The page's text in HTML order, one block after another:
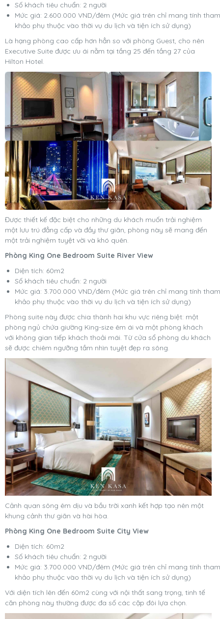
Số khách tiêu chuẩn: 2 người
Mức giá: 2.600.000 VND/đêm (Mức giá trên chỉ mang tính tham
khảo phụ thuộc vào thời vụ du lịch và tiện ích sử dụng)
Là hạng phòng cao cấp hơn hẳn so với phòng Guest, cho nên
Executive Suite được ưu ái nằm tại tầng 25 đến tầng 27 của
Hilton Hotel.
Được thiết kế đặc biệt cho những du khách muốn trải nghiệm
một lưu trú đẳng cấp và đầy thư giãn, phòng này sẽ mang đến
một trải nghiệm tuyệt vời và khó quên.
Phòng King One Bedroom Suite River View
Diện tích: 60m2
Số khách tiêu chuẩn: 2 người
Mức giá: 3.700.000 VND/đêm (Mức giá trên chỉ mang tính tham
khảo phụ thuộc vào thời vụ du lịch và tiện ích sử dụng)
Phòng suite này được chia thành hai khu vực riêng biệt: một
phòng ngủ chứa giường King-size êm ái và một phòng khách
với không gian tiếp khách thoải mái. Từ cửa sổ phòng du khách
sẽ được chiêm ngưỡng tầm nhìn tuyệt đẹp ra sông.
Cảnh quan sông êm dịu và bầu trời xanh kết hợp tạo nên một
khung cảnh thư giãn và hài hòa.
Phòng King One Bedroom Suite City View
Diện tích: 60m2
Số khách tiêu chuẩn: 2 người
Mức giá: 3.700.000 VND/đêm (Mức giá trên chỉ mang tính tham
khảo phụ thuộc vào thời vụ du lịch và tiện ích sử dụng)
Với diện tích lên đến 60m2 cùng với nội thất sang trọng, tinh tế
căn phòng này thường được đa số các cặp đôi lựa chọn.